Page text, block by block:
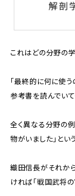
これはどの分野の
「最終的に何に使う
参考書を読んでい
全く異なる分野の
物がいました」とい
織田信長がそれか
ければ「戦国武将